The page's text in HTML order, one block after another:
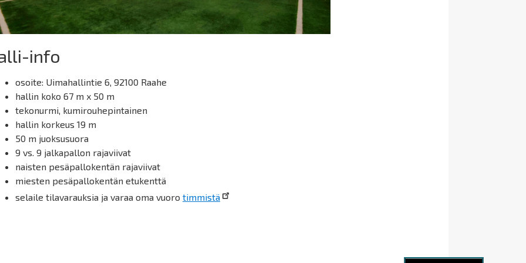
info
osoite: Uimahallintie 6, 92100 Raahe
hallin koko 67 m x 50 m
tekonurmi, kumirouhepintainen
hallin korkeus 19 m
50 m juoksusuora
9 vs. 9 jalkapallon rajaviivat
naisten pesäpallokentän rajaviivat
miesten pesäpallokentän etukenttä
selaile tilavarauksia ja varaa oma vuoro timmistä